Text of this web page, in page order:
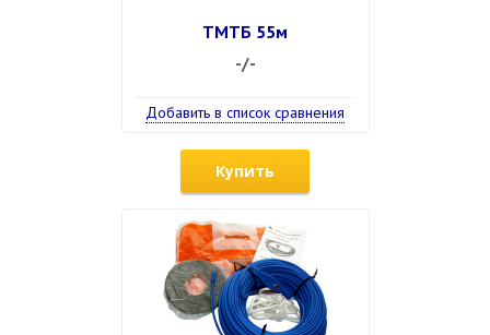
ТМТБ 55м
-/-
Добавить в список сравнения
Купить